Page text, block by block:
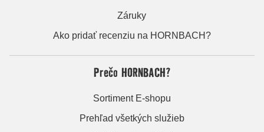
Záruky
Ako pridať recenziu na HORNBACH?
Prečo HORNBACH?
Sortiment E-shopu
Prehľad všetkých služieb